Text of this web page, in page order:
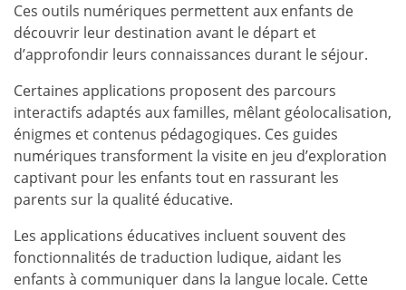
Ces outils numériques permettent aux enfants de
découvrir leur destination avant le départ et
d’approfondir leurs connaissances durant le séjour.
Certaines applications proposent des parcours
interactifs adaptés aux familles, mêlant géolocalisation,
énigmes et contenus pédagogiques. Ces guides
numériques transforment la visite en jeu d’exploration
captivant pour les enfants tout en rassurant les
parents sur la qualité éducative.
Les applications éducatives incluent souvent des
fonctionnalités de traduction ludique, aidant les
enfants à communiquer dans la langue locale. Cette